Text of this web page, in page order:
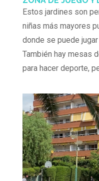
Estos jardines son
niñas más mayores
donde se puede
También hay mesas
para hacer deporte,